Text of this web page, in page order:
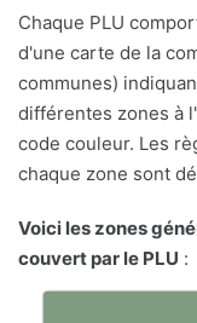
Chaque PLU
d'une carte de la
communes)
différentes zones à
code couleur. Les
chaque zone sont
Voici les zones
couvert par le PLU :